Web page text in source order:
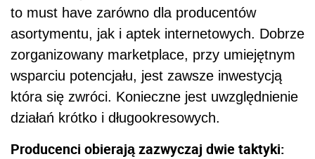
to must have zarówno dla producentów
asortymentu, jak i aptek internetowych. Dobrze
zorganizowany marketplace, przy umiejętnym
wsparciu potencjału, jest zawsze inwestycją
która się zwróci. Konieczne jest uwzględnienie
działań krótko i długookresowych.
Producenci obierają zazwyczaj dwie taktyki: